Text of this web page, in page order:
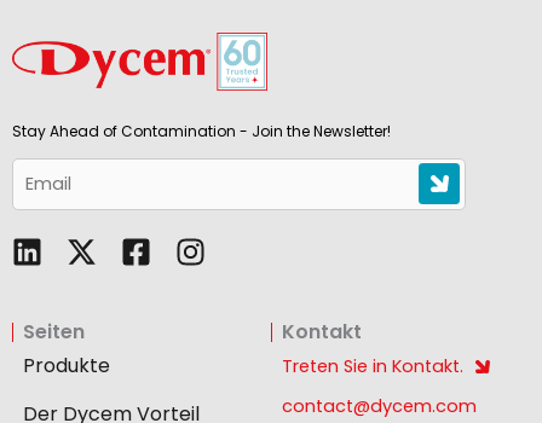
Stay Ahead of Contamination - Join the Newsletter!
L
k
e
d
F
o
I
g
Seiten
Produkte
Der Dycem Vorteil
Kontakt
Treten Sie in Kontakt.
contact@dycem.com